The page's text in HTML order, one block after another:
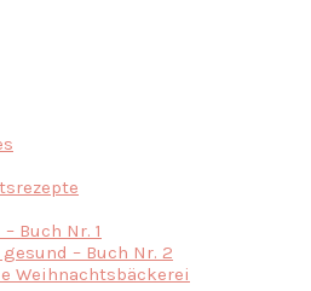
Buch Nr. 1
– Buch Nr. 2
Weihnachtsbäckerei